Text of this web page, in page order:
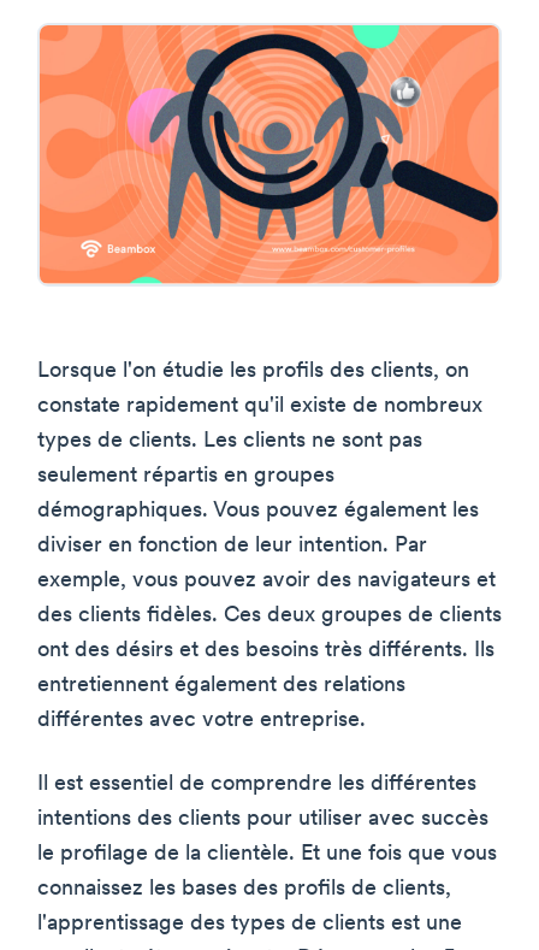
Lorsque l'on étudie les profils des clients, on
constate rapidement qu'il existe de nombreux
types de clients. Les clients ne sont pas
seulement répartis en groupes
démographiques. Vous pouvez également les
diviser en fonction de leur intention. Par
exemple, vous pouvez avoir des navigateurs et
des clients fidèles. Ces deux groupes de clients
ont des désirs et des besoins très différents. Ils
entretiennent également des relations
différentes avec votre entreprise.
Il est essentiel de comprendre les différentes
intentions des clients pour utiliser avec succès
le profilage de la clientèle. Et une fois que vous
connaissez les bases des profils de clients,
l'apprentissage des types de clients est une